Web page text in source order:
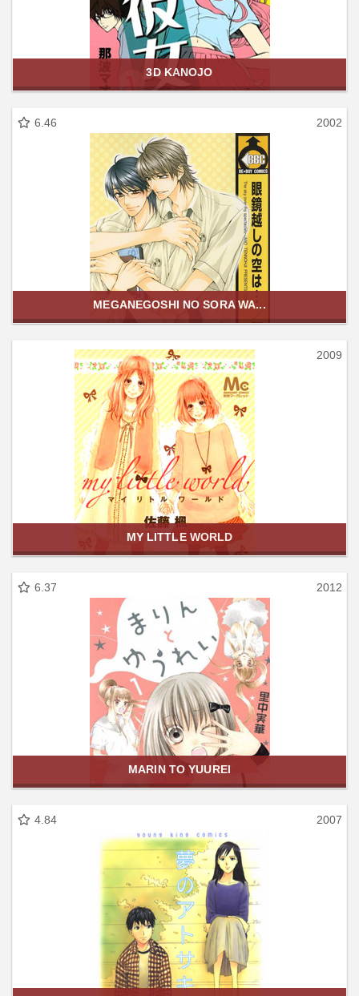
3D KANOJO
6.46 2002
MEGANEGOSHI NO SORA WA...
2009
MY LITTLE WORLD
6.37 2012
MARIN TO YUUREI
4.84 2007